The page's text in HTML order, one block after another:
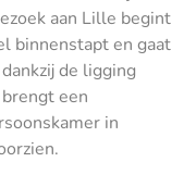
aan Lille begint
binnenstapt en gaat
de ligging
een
in